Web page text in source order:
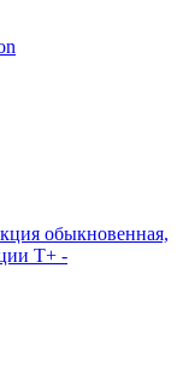
обыкновенная,
T+ -